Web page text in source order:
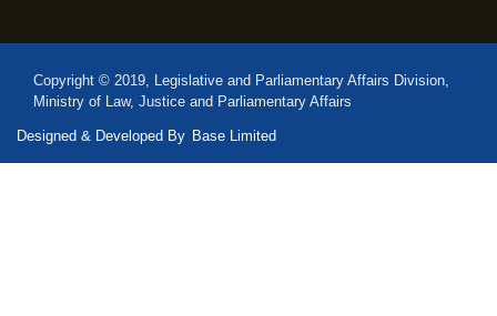
Copyright © 2019, Legislative and Parliamentary Affairs Division,
Ministry of Law, Justice and Parliamentary Affairs
Designed & Developed By Base Limited